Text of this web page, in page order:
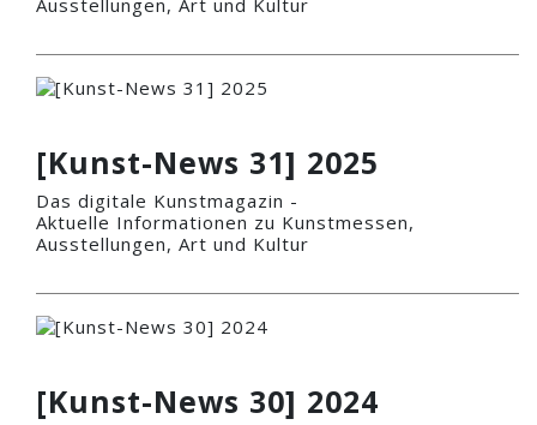
[Kunst-News 31] 2025
Das digitale Kunstmagazin -
Aktuelle Informationen zu Kunstmessen,
Ausstellungen, Art und Kultur
[Kunst-News 30] 2024